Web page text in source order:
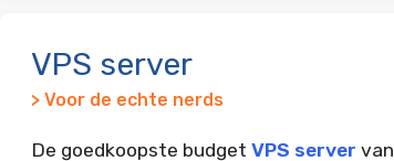
VPS server
> Voor de echte nerds
De goedkoopste budget VPS server van